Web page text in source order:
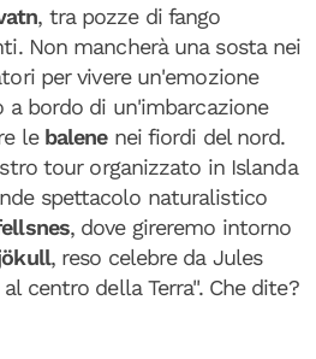
, tra pozze di fango
Non mancherà una sosta nei
per vivere un'emozione
a bordo di un'imbarcazione
le balene nei fiordi del nord.
tour organizzato in Islanda
spettacolo naturalistico
, dove gireremo intorno
, reso celebre da Jules
centro della Terra". Che dite?